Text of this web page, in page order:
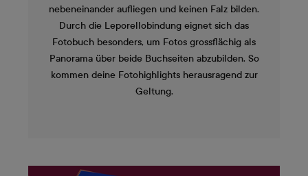
nebeneinander aufliegen und keinen Falz bilden.
Durch die Leporellobindung eignet sich das
Fotobuch besonders, um Fotos grossflächig als
Panorama über beide Buchseiten abzubilden. So
kommen deine Fotohighlights herausragend zur
Geltung.